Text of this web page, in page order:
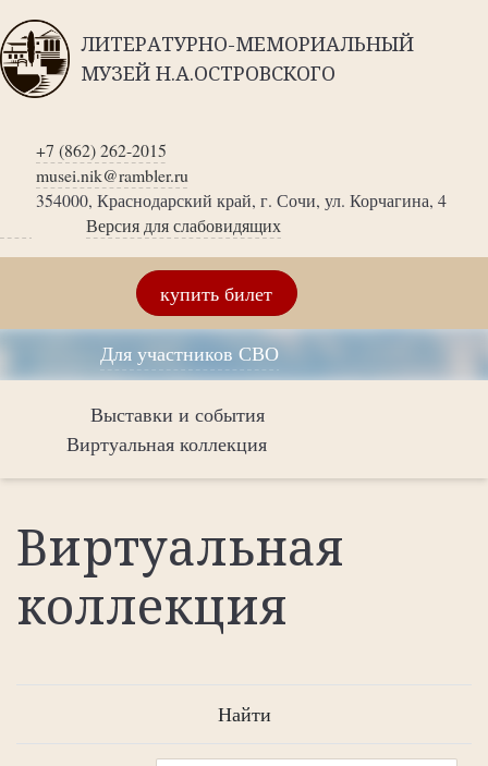
ЛИТЕРАТУРНО-МЕМОРИАЛЬНЫЙ
МУЗЕЙ Н.А.ОСТРОВСКОГО
+7 (862) 262-2015
musei.nik@rambler.ru
354000, Краснодарский край, г. Сочи, ул. Корчагина, 4
Версия для слабовидящих
купить билет
Для участников СВО
Выставки и события
Виртуальная коллекция
Виртуальная
коллекция
Найти